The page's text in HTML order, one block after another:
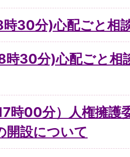
30分)心配ごと相
時30分)心配ごと相
時00分）人権擁護
開設について